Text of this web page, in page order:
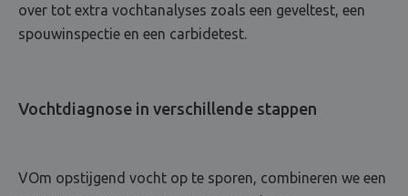
over tot extra vochtanalyses zoals een geveltest, een
spouwinspectie en een carbidetest.
Vochtdiagnose in verschillende stappen
VOm opstijgend vocht op te sporen, combineren we een